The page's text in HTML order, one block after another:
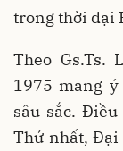
trong thời đại
Theo Gs.Ts.
1975 mang
sâu sắc.
Thứ nhất, Đại